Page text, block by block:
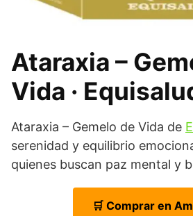
Ataraxia –
Vida ·
Ataraxia – Gemelo de Vida de
serenidad y equilibrio
quienes buscan paz mental y
🛒 Comprar en